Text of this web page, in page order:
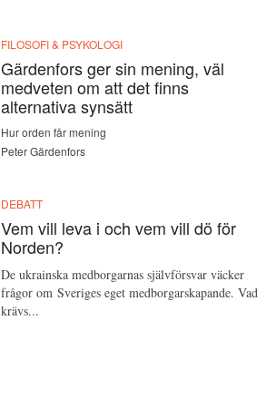
FILOSOFI & PSYKOLOGI
Gärdenfors ger sin mening, väl
medveten om att det finns
alternativa synsätt
Hur orden får mening
Peter Gärdenfors
DEBATT
Vem vill leva i och vem vill dö för
Norden?
De ukrainska medborgarnas självförsvar väcker
frågor om Sveriges eget medborgarskapande. Vad
krävs...